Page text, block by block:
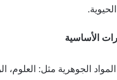
الجوهرية مثل: العلوم،